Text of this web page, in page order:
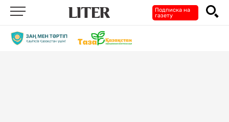
Подписка на
газету